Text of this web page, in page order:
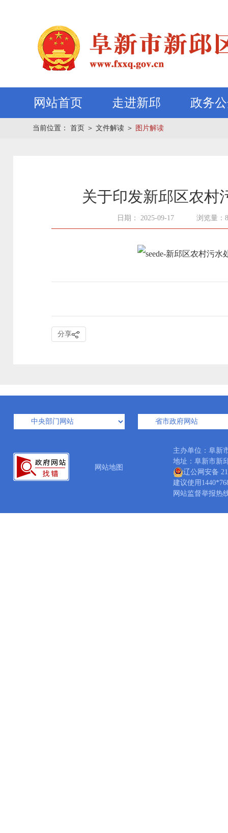
网站首页 走进新邱 政务
当前位置： 首页 ＞ 文件解读 ＞ 图片解读
关于印发新邱区农村
日期： 2025-09-17 浏览量：8
分享
网站地图
主办单位：阜
地址：阜新市
辽公网安备
建议使用
网站监督举报热